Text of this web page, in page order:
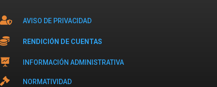
 AVISO DE PRIVACIDAD
 RENDICIÓN DE CUENTAS
 INFORMACIÓN ADMINISTRATIVA
 NORMATIVIDAD